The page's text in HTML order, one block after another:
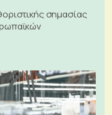
σημασίας